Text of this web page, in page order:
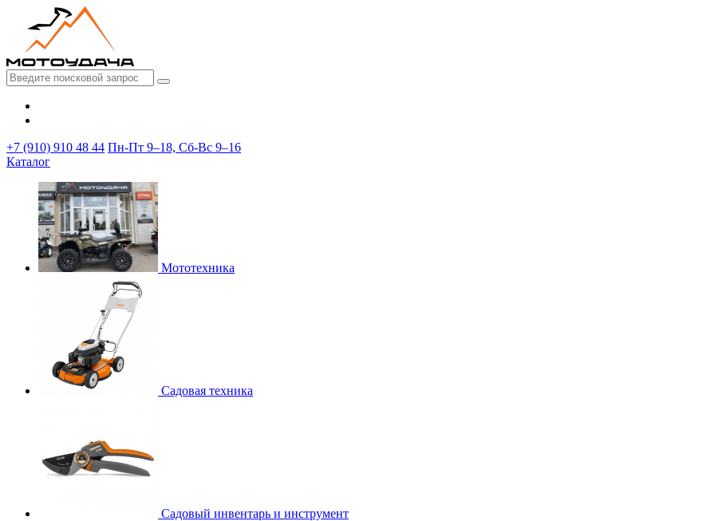
+7 (910) 910 48 44 Пн-Пт 9–18, Сб-Вс 9–16
Каталог
Мототехника
Садовая техника
Садовый инвентарь и инструмент